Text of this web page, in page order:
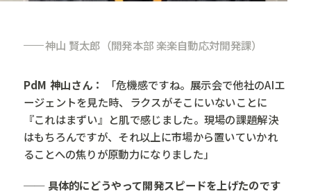
神山 賢太郎（開発本部 楽楽自動応対開発課）
PdM 神山さん：
「危機感ですね。展示会で他社のAIエ
ージェントを見た時、ラクスがそこにいないことに
『これはまずい』と肌で感じました。現場の課題解決
はもちろんですが、それ以上に市場から置いていかれ
ることへの焦りが原動力になりました」
── 具体的にどうやって開発スピードを上げたのです